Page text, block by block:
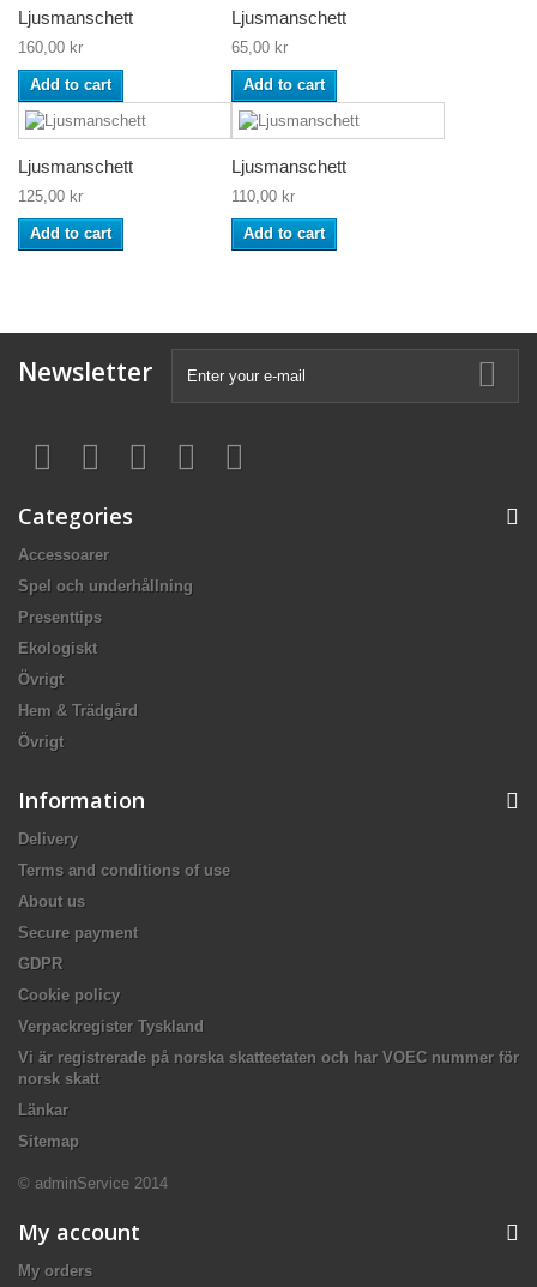
Ljusmanschett
160,00 kr
Add to cart
Ljusmanschett
65,00 kr
Add to cart
Ljusmanschett
125,00 kr
Add to cart
Ljusmanschett
110,00 kr
Add to cart
Newsletter
Categories
Accessoarer
Spel och underhållning
Presenttips
Ekologiskt
Övrigt
Hem & Trädgård
Övrigt
Information
Delivery
Terms and conditions of use
About us
Secure payment
GDPR
Cookie policy
Verpackregister Tyskland
Vi är registrerade på norska skatteetaten och har VOEC nummer för
norsk skatt
Länkar
Sitemap
© adminService 2014
My account
My orders